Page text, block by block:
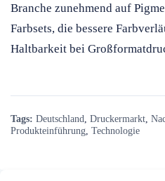
Branche zunehmend auf
Farbsets, die bessere
Haltbarkeit bei
Tags: Deutschland Druckermarkt
Produkteinführung Technologie